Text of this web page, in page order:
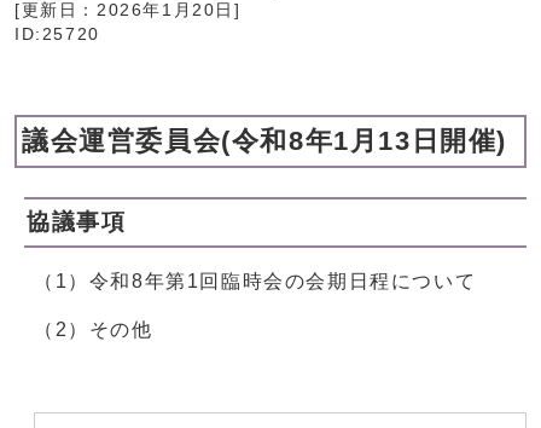
[更新日： 2026年1月20日 ]
ID:25720
議会運営委員会(令和8年1月13日開催)
協議事項
（1）令和8年第1回臨時会の会期日程について
（2）その他